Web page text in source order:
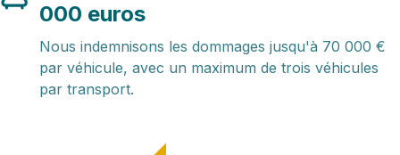
000 euros
Nous indemnisons les dommages jusqu'à 70 000 €
par véhicule, avec un maximum de trois véhicules
par transport.